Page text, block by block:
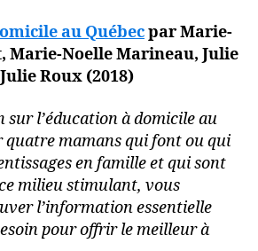
au Québecpar Marie-
Marie-Noelle Marineau, Julie
Roux (2018)
sur l’éducation à domicile au
quatre mamans qui font ou qui
en famille et qui sont
milieu stimulant, vous
l’information essentielle
pour offrir le meilleur à